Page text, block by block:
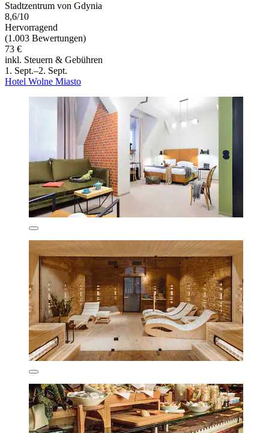
Stadtzentrum von Gdynia
8,6/10
Hervorragend
(1.003 Bewertungen)
73 €
inkl. Steuern & Gebühren
1. Sept.–2. Sept.
Hotel Wolne Miasto